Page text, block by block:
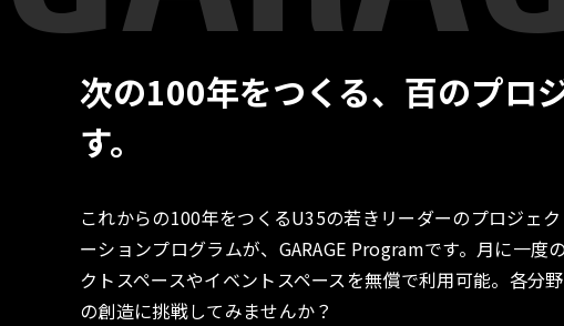
次の100年をつくる、百のプロ
す。
これからの100年をつくるU35の若きリーダーのプロジェ
ーションプログラムが、GARAGE Programです。月に一度
クトスペースやイベントスペースを無償で利用可能。各分
の創造に挑戦してみませんか？